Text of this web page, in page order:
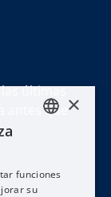
últimas
que
DEUTSCH
×
funciones
su